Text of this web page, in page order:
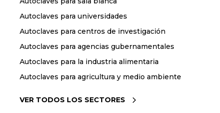
Autoclaves para universidades
Autoclaves para centros de investigación
Autoclaves para agencias gubernamentales
Autoclaves para la industria alimentaria
Autoclaves para agricultura y medio ambiente
VER TODOS LOS SECTORES